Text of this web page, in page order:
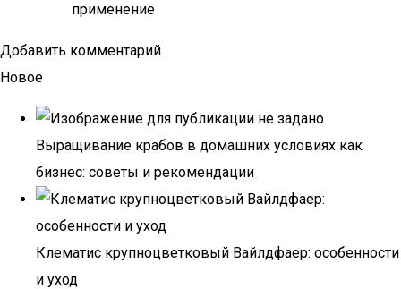
применение
Добавить комментарий
Новое
Выращивание крабов в домашних условиях как
бизнес: советы и рекомендации
Клематис крупноцветковый Вайлдфаер: особенности
и уход